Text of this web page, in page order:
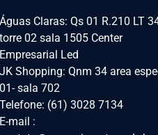
Águas Claras: Qs 01 R.210 LT
torre 02 sala 1505 Center
Empresarial Led
JK Shopping: Qnm 34 area
01- sala 702
Telefone: (61) 3028 7134
E-mail :